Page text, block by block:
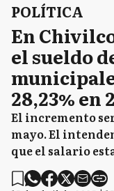
POLÍTICA
En
el sueldo
28,23% en
El incremento
mayo. El
que el salario